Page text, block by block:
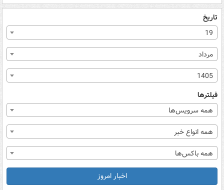
تاریخ
19
مرداد
1405
فیلترها
همه سرویس‌ها
همه انواع خبر
همه باکس‌ها
اخبار امروز